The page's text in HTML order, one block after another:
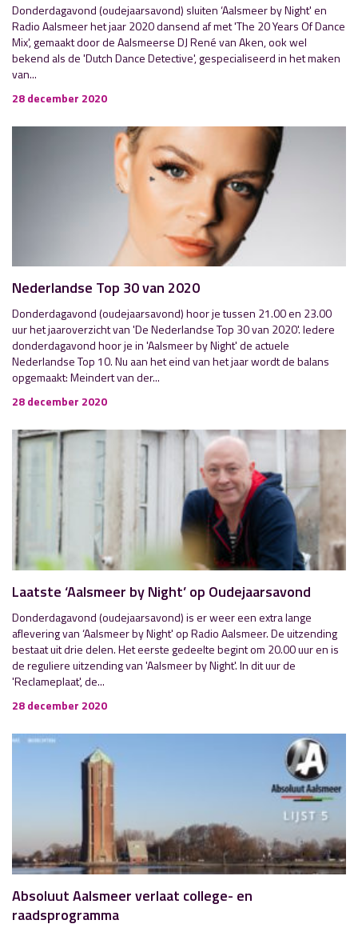
Donderdagavond (oudejaarsavond) sluiten ‘Aalsmeer by Night' en
Radio Aalsmeer het jaar 2020 dansend af met 'The 20 Years Of Dance
Mix', gemaakt door de Aalsmeerse DJ René van Aken, ook wel
bekend als de 'Dutch Dance Detective', gespecialiseerd in het maken
van...
28 december 2020
Nederlandse Top 30 van 2020
Donderdagavond (oudejaarsavond) hoor je tussen 21.00 en 23.00
uur het jaaroverzicht van 'De Nederlandse Top 30 van 2020'. Iedere
donderdagavond hoor je in 'Aalsmeer by Night' de actuele
Nederlandse Top 10. Nu aan het eind van het jaar wordt de balans
opgemaakt: Meindert van der...
28 december 2020
Laatste ‘Aalsmeer by Night’ op Oudejaarsavond
Donderdagavond (oudejaarsavond) is er weer een extra lange
aflevering van ‘Aalsmeer by Night' op Radio Aalsmeer. De uitzending
bestaat uit drie delen. Het eerste gedeelte begint om 20.00 uur en is
de reguliere uitzending van 'Aalsmeer by Night'. In dit uur de
'Reclameplaat', de...
28 december 2020
Absoluut Aalsmeer verlaat college- en
raadsprogramma